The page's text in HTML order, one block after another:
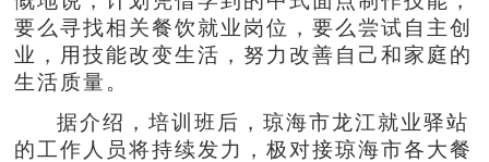
要么寻找相关餐饮就业岗位，要么尝试自主创
业，用技能改变生活，努力改善自己和家庭的
生活质量。
据介绍，培训班后，琼海市龙江就业驿站
的工作人员将持续发力，极对接琼海市各大餐